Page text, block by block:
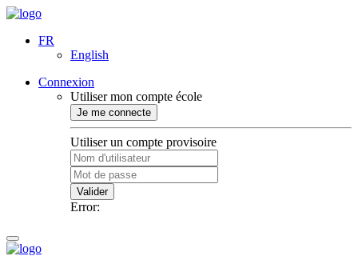
FR
English
Connexion
Utiliser mon compte école
Je me connecte
Utiliser un compte provisoire
Valider
Error: